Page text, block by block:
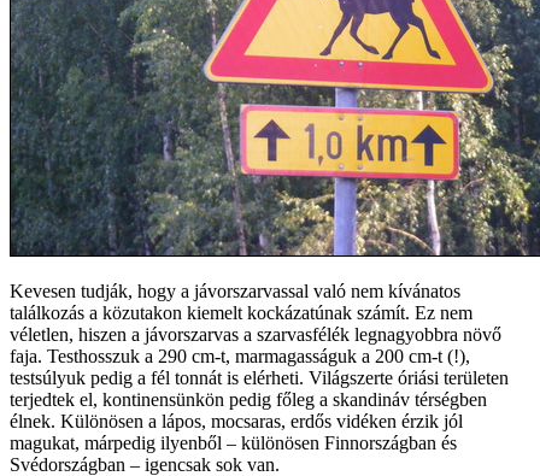
Kevesen tudják, hogy a jávorszarvassal való nem kívánatos
találkozás a közutakon kiemelt kockázatúnak számít. Ez nem
véletlen, hiszen a jávorszarvas a szarvasfélék legnagyobbra növő
faja. Testhosszuk a 290 cm-t, marmagasságuk a 200 cm-t (!),
testsúlyuk pedig a fél tonnát is elérheti. Világszerte óriási területen
terjedtek el, kontinensünkön pedig főleg a skandináv térségben
élnek. Különösen a lápos, mocsaras, erdős vidéken érzik jól
magukat, márpedig ilyenből – különösen Finnországban és
Svédországban – igencsak sok van.